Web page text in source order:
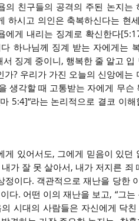
의 친구들의 공격의 주된 논지
하시고 의인은 축복하신다는 현
에게 내리는 징계로 확신한다
하나님께 징계 받는 자에게는
서 징계 중이니, 행복한 줄 알고
가? 우리가 가진 오늘의 신앙에
생각할 때 고통받는 자에게 무
5:4]“라는 논리적으로 결코 이
게 있어서도, 그에게 믿음이 있
가 잘 못 살아서, 내가 저지른
정이다. 객관적으로 재난을 당한
다. 어떤 이의 재난을 보고, “그
시대의 사람들은 자신에게 닥